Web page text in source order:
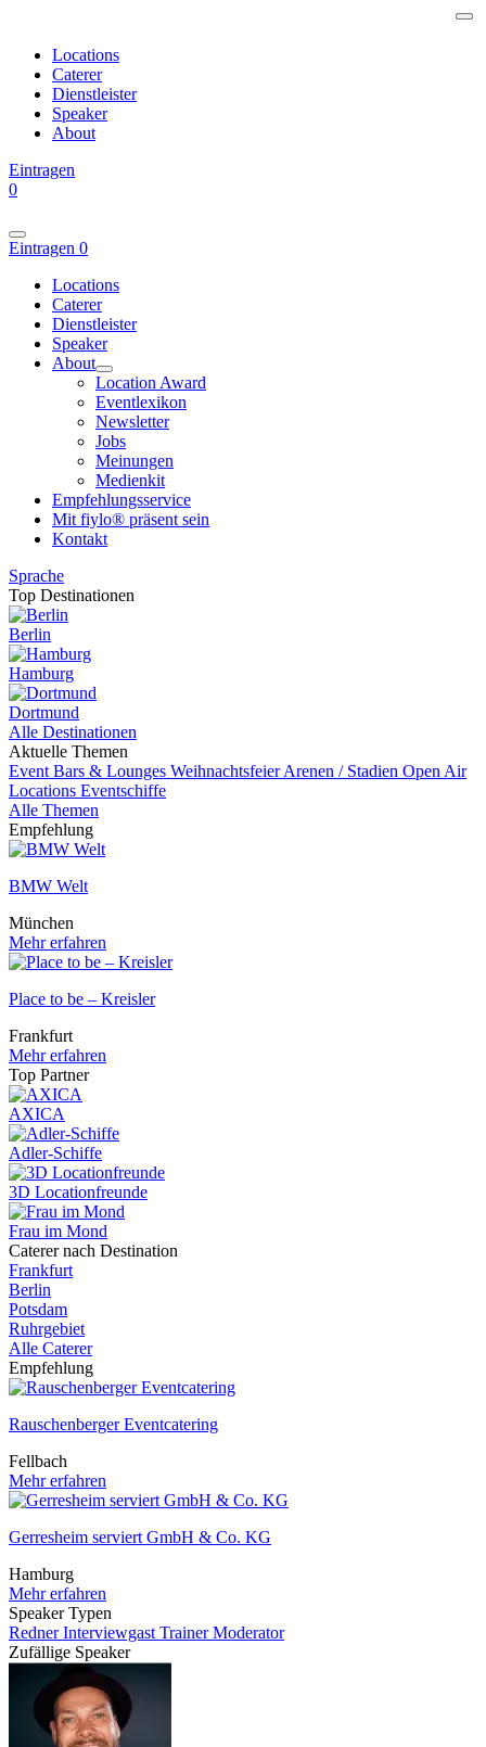
Locations
Caterer
Dienstleister
Speaker
About
Eintragen
0
Eintragen 0
Locations
Caterer
Dienstleister
Speaker
About
Location Award
Eventlexikon
Newsletter
Jobs
Meinungen
Medienkit
Empfehlungsservice
Mit fiylo® präsent sein
Kontakt
Sprache
Top Destinationen
Berlin
Hamburg
Dortmund
Alle Destinationen
Aktuelle Themen
Event Bars & Lounges WeihnachtsfeierArenen / Stadien Open Air
Locations Eventschiffe
Alle Themen
Empfehlung
BMW Welt
München
Mehr erfahren
Place to be – Kreisler
Frankfurt
Mehr erfahren
Top Partner
AXICA
Adler-Schiffe
3D Locationfreunde
Frau im Mond
Caterer nach Destination
Frankfurt
Berlin
Potsdam
Ruhrgebiet
Alle Caterer
Empfehlung
Rauschenberger Eventcatering
Fellbach
Mehr erfahren
Gerresheim serviert GmbH & Co. KG
Hamburg
Mehr erfahren
Speaker Typen
RednerInterviewgast TrainerModerator
Zufällige Speaker